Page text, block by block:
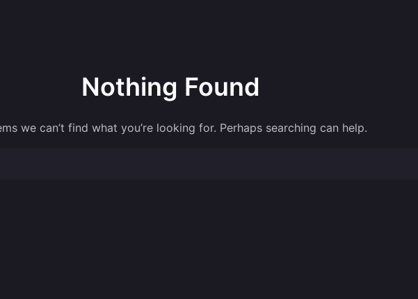
Nothing Found
we can’t find what you’re looking for. Perhaps searching can help.